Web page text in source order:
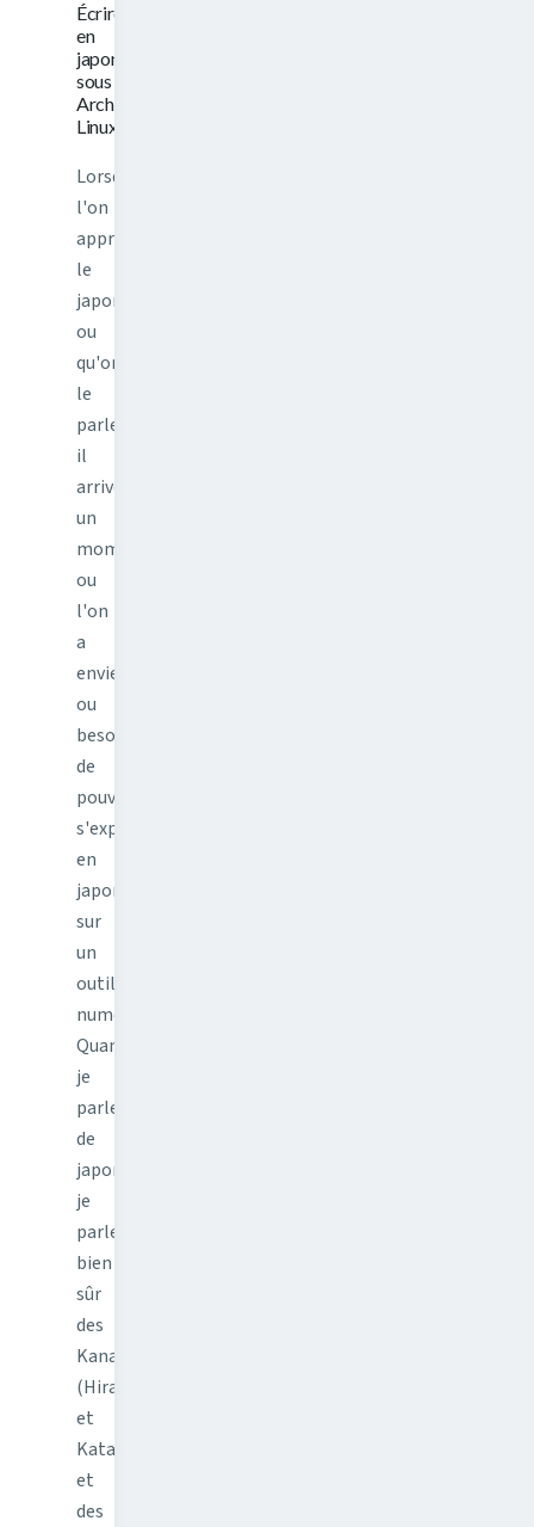
Écrire
en
japonais
sous
Arch
Linux
Lorsque
l'on
apprend
le
japonais
ou
qu'on
le
parle,
il
arrive
un
moment
ou
l'on
a
envie
ou
besoin
de
pouvoir
s'exprimer
en
japonais
sur
un
outil
numérique.
Quand
je
parle
de
japonais
je
parle
bien
sûr
des
Kana
(Hiragana
et
Katakana)
et
des